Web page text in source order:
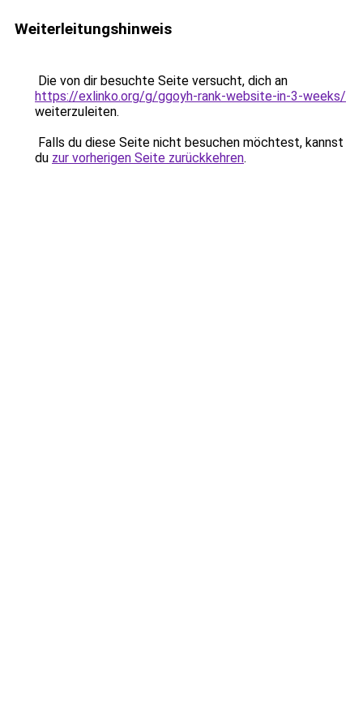
Weiterleitungshinweis
Die von dir besuchte Seite versucht, dich an
https://exlinko.org/g/ggoyh-rank-website-in-3-weeks/
weiterzuleiten.
Falls du diese Seite nicht besuchen möchtest, kannst
du zur vorherigen Seite zurückkehren.